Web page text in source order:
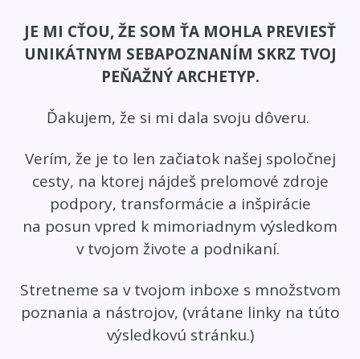
JE MI CŤOU, ŽE SOM ŤA MOHLA PREVIESŤ
UNIKÁTNYM SEBAPOZNANÍM SKRZ TVOJ
PEŇAŽNÝ ARCHETYP.
Ďakujem, že si mi dala svoju dôveru.
Verím, že je to len začiatok našej spoločnej
cesty, na ktorej nájdeš prelomové zdroje
podpory, transformácie a inšpirácie
na posun vpred k mimoriadnym výsledkom
v tvojom živote a podnikaní.
Stretneme sa v tvojom inboxe s množstvom
poznania a nástrojov, (vrátane linky na túto
výsledkovú stránku.)